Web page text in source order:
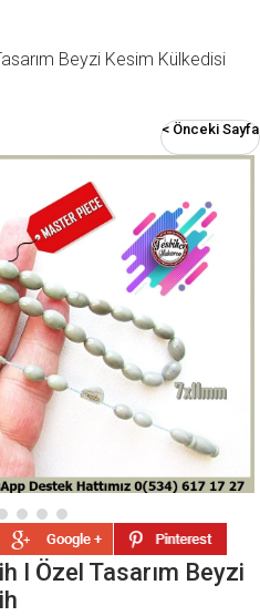
Beyzi Kesim Külkedisi
< Önceki Sayfa
I Özel Tasarım Beyzi